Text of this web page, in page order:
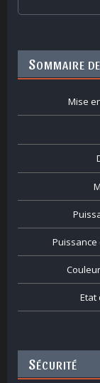
SOMMAIRE
Mise
Etat
SÉCURITÉ